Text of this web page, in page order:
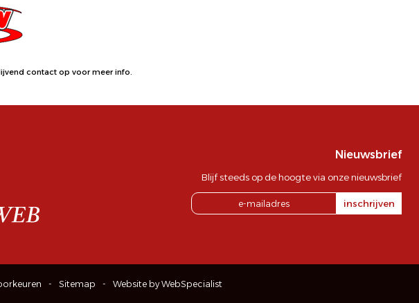
contact op voor meer info.
Nieuwsbrief
Blijf steeds op de hoogte via onze nieuwsbrief
inschrijven
Sitemap Website by WebSpecialist